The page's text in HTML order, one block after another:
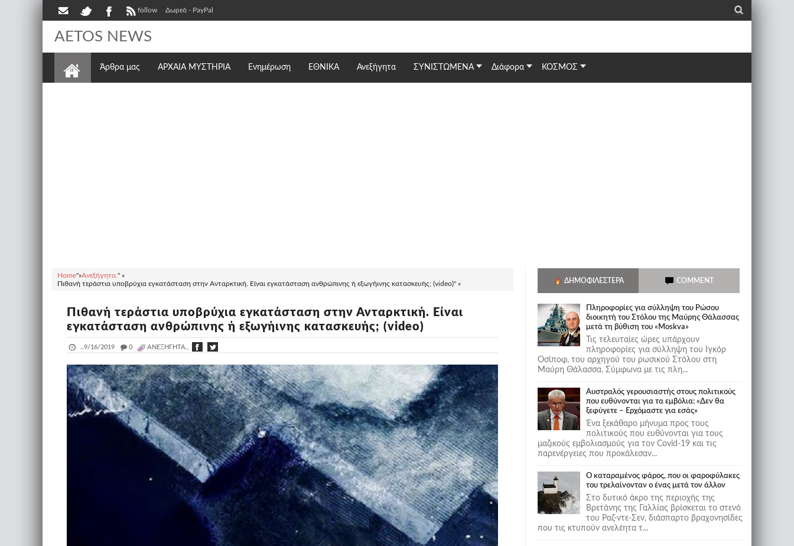
follow Δωρεά - PayPal _
AETOS NEWS
Άρθρα μας ΑΡΧΑΙΑ ΜΥΣΤΗΡΙΑ Ενημέρωση ΕΘΝΙΚΆ Ανεξήγητα ΣΥΝΙΣΤΩΜΕΝΑ Διάφορα ΚΟΣΜΟΣ
Home"»Ανεξήγητα. " »
Πιθανή τεράστια υποβρύχια εγκατάσταση στην Ανταρκτική. Είναι εγκατάσταση ανθρώπινης ή εξωγήινης κατασκευής; (video)" »
Πιθανή τεράστια υποβρύχια εγκατάσταση στην Ανταρκτική. Είναι
εγκατάσταση ανθρώπινης ή εξωγήινης κατασκευής; (video)
..9/16/2019 _ 0 ΑΝΕΞΉΓΗΤΑ.,
ΔΗΜΟΦΙΛΈΣΤΕΡΑ COMMENT
Πληροφορίες για σύλληψη του Ρώσου
διοικητή του Στόλου της Mαύρης Θάλασσας
μετά τη βύθιση του «Moskva»
Τις τελευταίες ώρες υπάρχουν
πληροφορίες για σύλληψη του Ιγκόρ
Οσίποφ, του αρχηγού του ρωσικού Στόλου στη
Μαύρη Θάλασσα. Σύμφωνα με τις πλη...
Αυστραλός γερουσιαστής στους πολιτικούς
που ευθύνονται για τα εμβόλια: «Δεν θα
ξεφύγετε – Ερχόμαστε για εσάς»
Ένα ξεκάθαρο μήνυμα προς τους
πολιτικούς που ευθύνονται για τους
μαζικούς εμβολιασμούς για τον Covid-19 και τις
παρενέργειες που προκάλεσαν...
Ο καταραμένος φάρος, που οι φαροφύλακες
του τρελαίνονταν ο ένας μετά τον άλλον
Στο δυτικό άκρο της περιοχής της
Βρετάνης της Γαλλίας βρίσκεται το στενό
του Ραζ-ντε-Σεν, διάσπαρτο βραχονησίδες
που τις κτυπούν ανελέητα τ...